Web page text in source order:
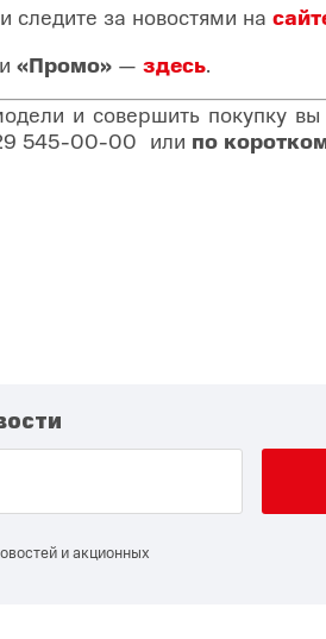
за новостями на
«Промо» — здесь.
и совершить покупку
545-00-00 или по
и акционных